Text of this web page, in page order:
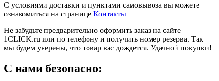
С условиями доставки и пунктами самовывоза вы можете
ознакомиться на странице Контакты
Не забудьте предварительно оформить заказ на сайте
1CLICK.ru или по телефону и получить номер резерва. Так
мы будем уверены, что товар вас дождется. Удачной покупки!
С нами безопасно: